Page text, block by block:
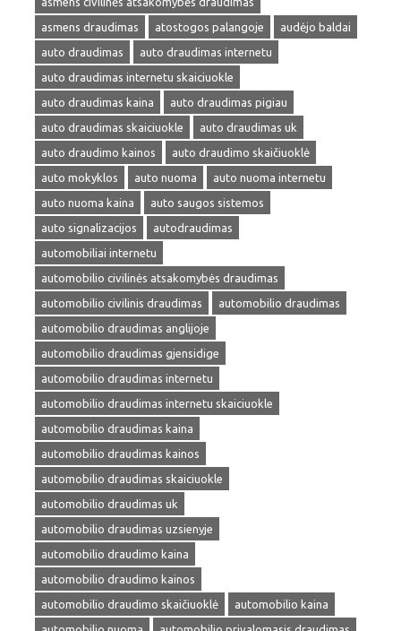
asmens draudimas
atostogos palangoje
audėjo baldai
auto draudimas
auto draudimas internetu
auto draudimas internetu skaiciuokle
auto draudimas kaina
auto draudimas pigiau
auto draudimas skaiciuokle
auto draudimas uk
auto draudimo kainos
auto draudimo skaičiuoklė
auto mokyklos
auto nuoma
auto nuoma internetu
auto nuoma kaina
auto saugos sistemos
auto signalizacijos
autodraudimas
automobiliai internetu
automobilio civilinės atsakomybės draudimas
automobilio civilinis draudimas
automobilio draudimas
automobilio draudimas anglijoje
automobilio draudimas gjensidige
automobilio draudimas internetu
automobilio draudimas internetu skaiciuokle
automobilio draudimas kaina
automobilio draudimas kainos
automobilio draudimas skaiciuokle
automobilio draudimas uk
automobilio draudimas uzsienyje
automobilio draudimo kaina
automobilio draudimo kainos
automobilio draudimo skaičiuoklė
automobilio kaina